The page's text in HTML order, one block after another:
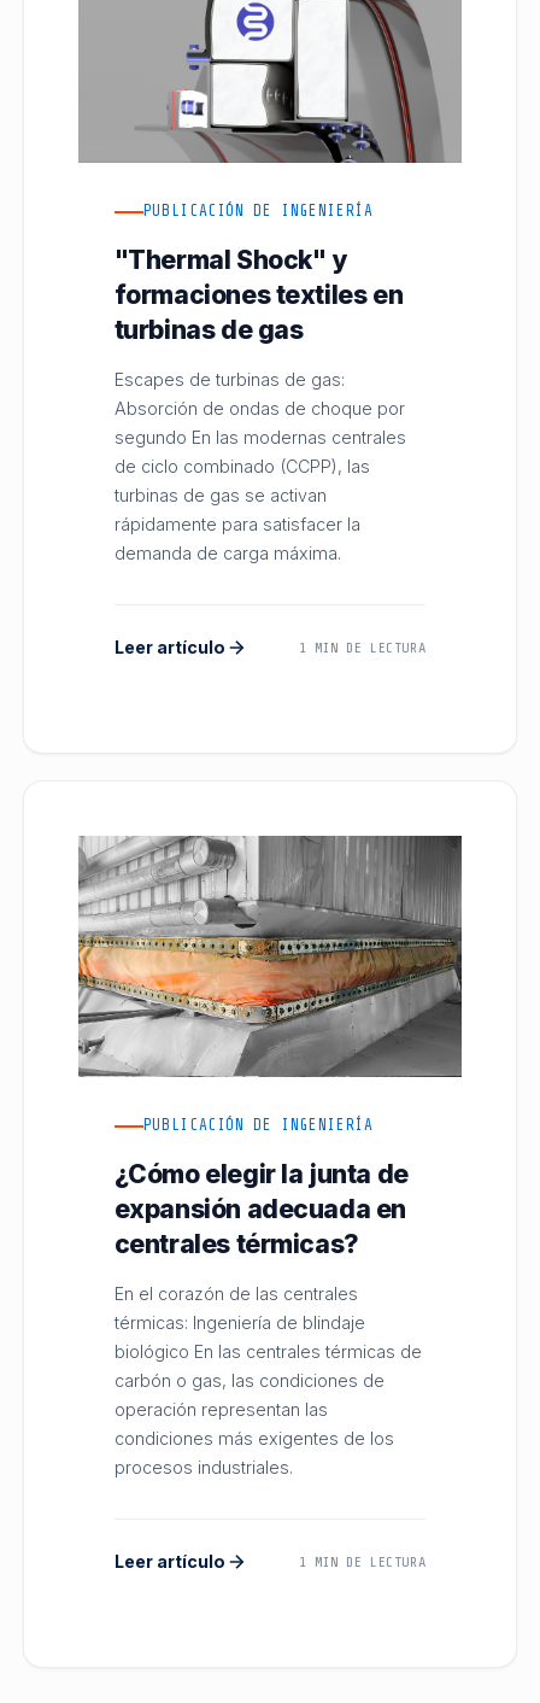
PUBLICACIÓN DE INGENIERÍA
"Thermal Shock" y
formaciones textiles en
turbinas de gas
Escapes de turbinas de gas:
Absorción de ondas de choque por
segundo En las modernas centrales
de ciclo combinado (CCPP), las
turbinas de gas se activan
rápidamente para satisfacer la
demanda de carga máxima.
Leer artículo 1 MIN DE LECTURA
PUBLICACIÓN DE INGENIERÍA
¿Cómo elegir la junta de
expansión adecuada en
centrales térmicas?
En el corazón de las centrales
térmicas: Ingeniería de blindaje
biológico En las centrales térmicas de
carbón o gas, las condiciones de
operación representan las
condiciones más exigentes de los
procesos industriales.
Leer artículo 1 MIN DE LECTURA